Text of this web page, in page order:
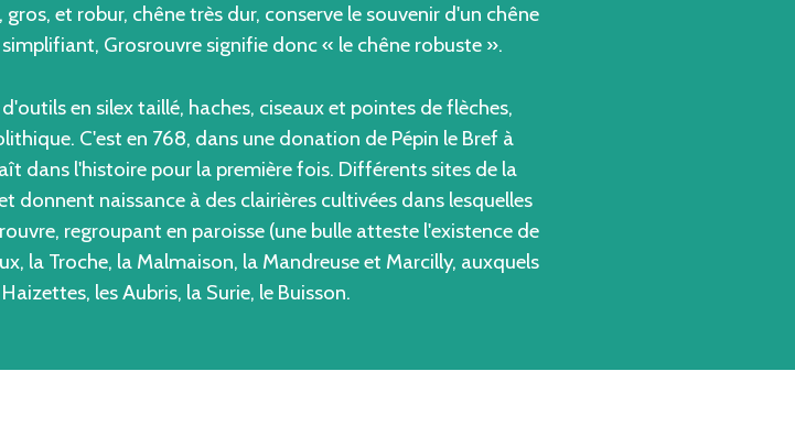
et robur, chêne très dur, conserve le souvenir d'un chêne
Grosrouvre signifie donc « le chêne robuste ».
en silex taillé, haches, ciseaux et pointes de flèches,
C'est en 768, dans une donation de Pépin le Bref à
dans l'histoire pour la première fois. Différents sites de la
donnent naissance à des clairières cultivées dans lesquelles
regroupant en paroisse (une bulle atteste l'existence de
la Troche, la Malmaison, la Mandreuse et Marcilly, auxquels
les Aubris, la Surie, le Buisson.